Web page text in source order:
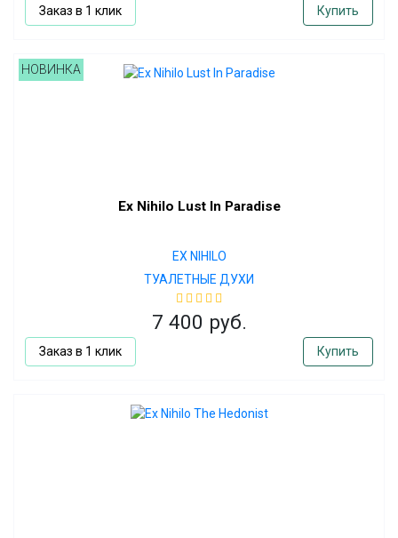
Заказ в 1 клик Купить
НОВИНКА
Ex Nihilo Lust In Paradise
EX NIHILO
ТУАЛЕТНЫЕ ДУХИ
7 400 руб.
Заказ в 1 клик Купить